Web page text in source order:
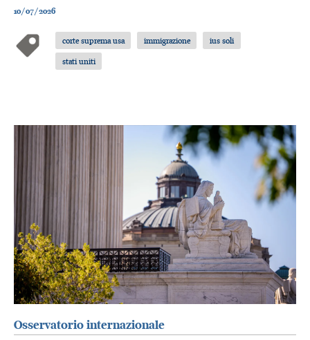
10/07/2026
corte suprema usa immigrazione
ius soli
stati uniti
Osservatorio internazionale